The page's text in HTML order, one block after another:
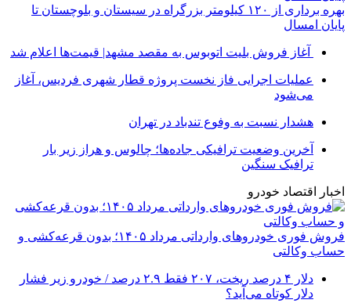
بهره برداری از ۱۲۰ کیلومتر بزرگراه در سیستان و بلوچستان تا
پایان امسال
آغاز فروش بلیت اتوبوس به مقصد مشهد| قیمت‌ها اعلام شد
عملیات اجرایی فاز نخست پروژه قطار شهری فردیس، آغاز
می‌شود
هشدار نسبت به وفوع تندباد در تهران
آخرین وضعیت ترافیکی جاده‌ها؛ چالوس و هراز زیر بار
ترافیک سنگین
اخبار اقتصاد خودرو
فروش فوری خودروهای وارداتی مرداد ۱۴۰۵؛ بدون قرعه‌کشی و
حساب وکالتی
دلار ۴ درصد ریخت، ۲۰۷ فقط ۲.۹ درصد / خودرو زیر فشار
دلار کوتاه می‌آید؟